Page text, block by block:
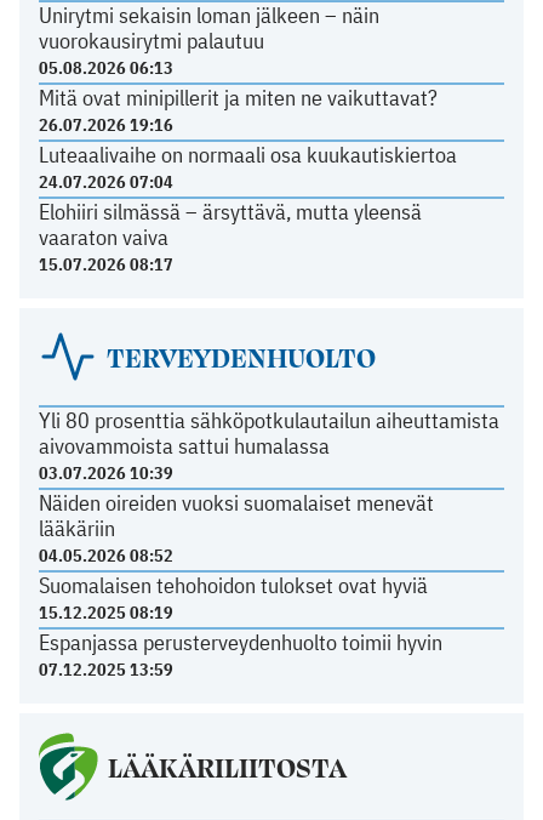
Unirytmi sekaisin loman jälkeen – näin
vuorokausirytmi palautuu
05.08.2026 06:13
Mitä ovat minipillerit ja miten ne vaikuttavat?
26.07.2026 19:16
Luteaalivaihe on normaali osa kuukautiskiertoa
24.07.2026 07:04
Elohiiri silmässä – ärsyttävä, mutta yleensä
vaaraton vaiva
15.07.2026 08:17
TERVEYDENHUOLTO
Yli 80 prosenttia sähköpotkulautailun aiheuttamista
aivovammoista sattui humalassa
03.07.2026 10:39
Näiden oireiden vuoksi suomalaiset menevät
lääkäriin
04.05.2026 08:52
Suomalaisen tehohoidon tulokset ovat hyviä
15.12.2025 08:19
Espanjassa perusterveydenhuolto toimii hyvin
07.12.2025 13:59
LÄÄKÄRILIITOSTA